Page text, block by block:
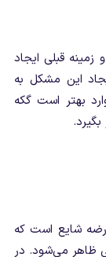
قبلی ایجاد
این مشکل به
بهتر است گکه
شایع است که
ظاهر می‌شود. در